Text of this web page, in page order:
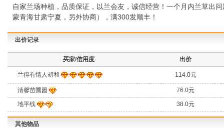
自家兰场种植，品质保证，以兰会友，诚信经营！一个月内兰草出
蒙青海甘肃宁夏，另外协商），满300发顺丰！
出价记录
买家/信用度 出价
兰得有情人胡和 114.0元
清馨苗圃园
76.0元
地平线
38.0元
其他物品